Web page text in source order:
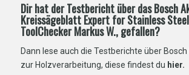
Dir hat der Testbericht über das Bosch
Kreissägeblatt Expert for Stainless
ToolChecker Markus W., gefallen?
Dann lese auch die Testberichte über
zur Holzverarbeitung, diese findest du hier.